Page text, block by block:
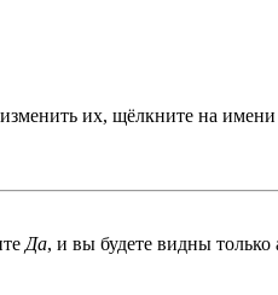
их, щёлкните на
Да, и вы будете видны